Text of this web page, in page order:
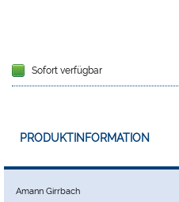
Sofort verfügbar
PRODUKTINFORMATION
Amann Girrbach